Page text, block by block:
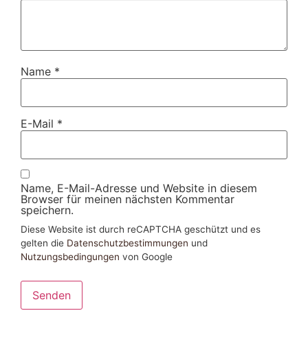
Name *
E-Mail *
Name, E-Mail-Adresse und Website in diesem
Browser für meinen nächsten Kommentar
speichern.
Diese Website ist durch reCAPTCHA geschützt und es
gelten die Datenschutzbestimmungen und
Nutzungsbedingungen von Google